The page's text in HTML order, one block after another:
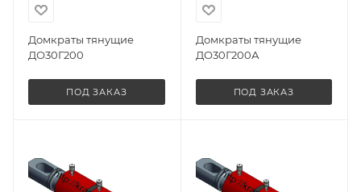
Домкраты тянущие
ДО30Г200
ПОД ЗАКАЗ
Домкраты тянущие
ДО30Г200А
ПОД ЗАКАЗ